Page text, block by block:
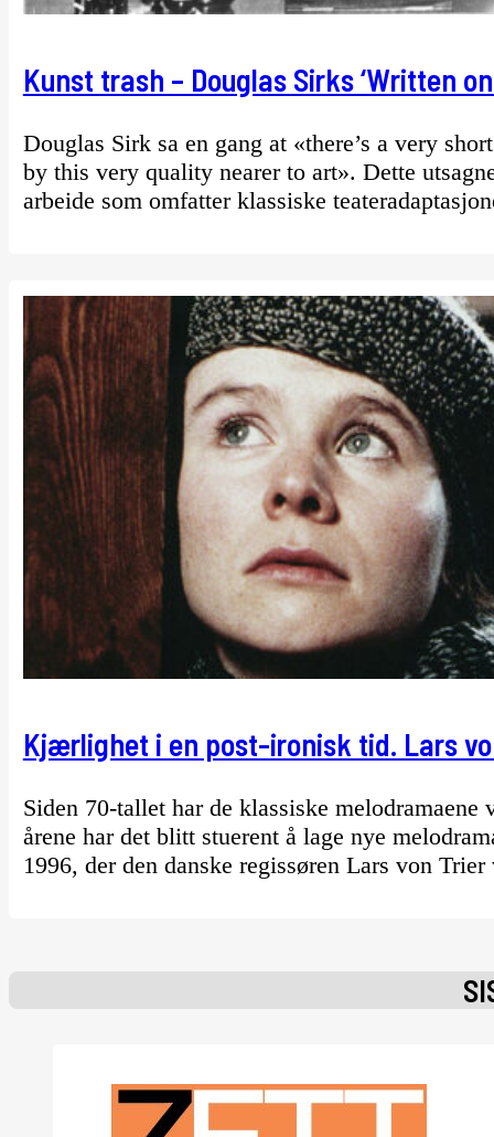
Kunst trash – Douglas Sirks ‘Written
Douglas Sirk sa en gang at «there’s a very
by this very quality nearer to art». Dette
arbeide som omfatter klassiske
Kjærlighet i en post-ironisk tid. Lars
Siden 70-tallet har de klassiske
årene har det blitt stuerent å lage nye
1996, der den danske regissøren Lars von